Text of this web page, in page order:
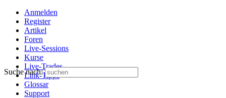
Anmelden
Register
Artikel
Foren
Live-Sessions
Kurse
Live-Trades
Link-Tipps
Glossar
Support
Suche nach: